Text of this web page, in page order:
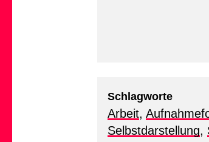
Schlagworte
Arbeit,
Selbstdarstellung,